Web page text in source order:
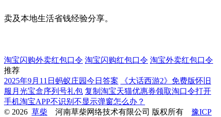
卖及本地生活省钱经验分享。
淘宝闪购外卖红包口令 淘宝闪购红包口令 淘宝外卖红包口令
推荐
2025年9月11日蚂蚁庄园今日答案
《大话西游2》免费版怀旧
服月光宝盒序列号礼包 复制淘宝天猫优惠券领取淘口令打开
手机淘宝APP不识别不显示弹窗怎么办？
© 2026 草柴 河南草柴网络技术有限公司 版权所有 豫ICP